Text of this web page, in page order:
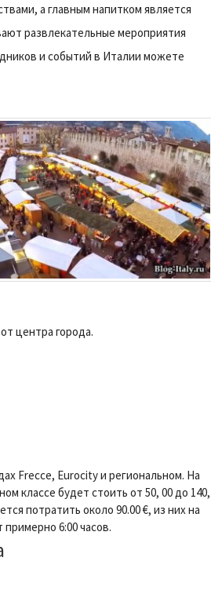
а главным напитком является
развлекательные мероприятия
и событий в Италии можете
центра города.
Frecce, Eurocity и региональном. На
классе будет стоить от 50, 00 до 140,
потратить около 90.00 €, из них на
примерно 6:00 часов.